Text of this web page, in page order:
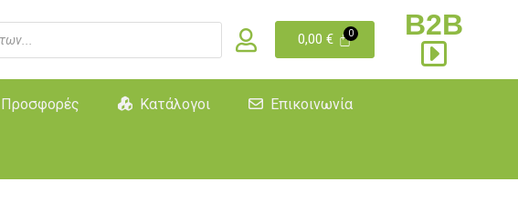
0,00€ B2B
Προσφορές Κατάλογοι Επικοινωνία